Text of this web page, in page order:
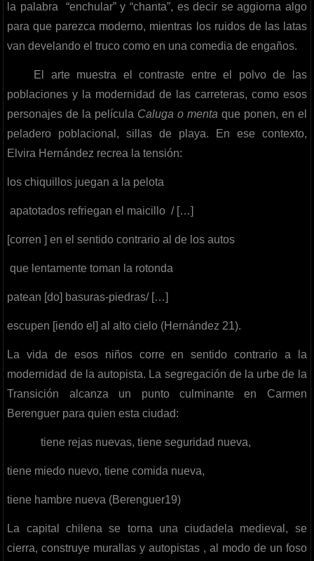
la palabra “enchular” y “chanta”, es decir se aggiorna algo
para que parezca moderno, mientras los ruidos de las latas
van develando el truco como en una comedia de engaños.
El arte muestra el contraste entre el polvo de las
poblaciones y la modernidad de las carreteras, como esos
personajes de la película Caluga o menta que ponen, en el
peladero poblacional, sillas de playa. En ese contexto,
Elvira Hernández recrea la tensión:
los chiquillos juegan a la pelota
apatotados refriegan el maicillo / […]
[corren ] en el sentido contrario al de los autos
que lentamente toman la rotonda
patean [do] basuras-piedras/ […]
escupen [iendo el] al alto cielo (Hernández 21).
La vida de esos niños corre en sentido contrario a la
modernidad de la autopista. La segregación de la urbe de la
Transición alcanza un punto culminante en Carmen
Berenguer para quien esta ciudad:
tiene rejas nuevas, tiene seguridad nueva,
tiene miedo nuevo, tiene comida nueva,
tiene hambre nueva (Berenguer19)
La capital chilena se torna una ciudadela medieval, se
cierra, construye murallas y autopistas , al modo de un foso